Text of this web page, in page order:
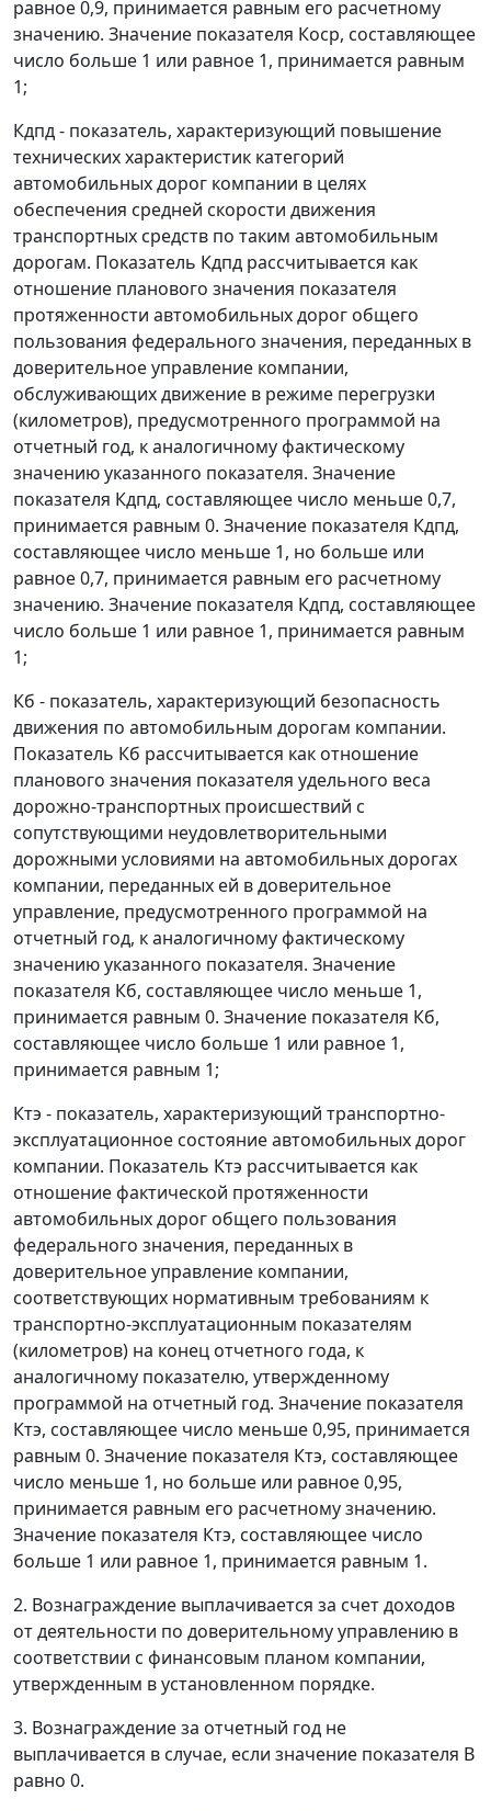
равное 0,9, принимается равным его расчетному
значению. Значение показателя Коср, составляющее
число больше 1 или равное 1, принимается равным
1;
Кдпд - показатель, характеризующий повышение
технических характеристик категорий
автомобильных дорог компании в целях
обеспечения средней скорости движения
транспортных средств по таким автомобильным
дорогам. Показатель Кдпд рассчитывается как
отношение планового значения показателя
протяженности автомобильных дорог общего
пользования федерального значения, переданных в
доверительное управление компании,
обслуживающих движение в режиме перегрузки
(километров), предусмотренного программой на
отчетный год, к аналогичному фактическому
значению указанного показателя. Значение
показателя Кдпд, составляющее число меньше 0,7,
принимается равным 0. Значение показателя Кдпд,
составляющее число меньше 1, но больше или
равное 0,7, принимается равным его расчетному
значению. Значение показателя Кдпд, составляющее
число больше 1 или равное 1, принимается равным
1;
Кб - показатель, характеризующий безопасность
движения по автомобильным дорогам компании.
Показатель Кб рассчитывается как отношение
планового значения показателя удельного веса
дорожно-транспортных происшествий с
сопутствующими неудовлетворительными
дорожными условиями на автомобильных дорогах
компании, переданных ей в доверительное
управление, предусмотренного программой на
отчетный год, к аналогичному фактическому
значению указанного показателя. Значение
показателя Кб, составляющее число меньше 1,
принимается равным 0. Значение показателя Кб,
составляющее число больше 1 или равное 1,
принимается равным 1;
Ктэ - показатель, характеризующий транспортно-
эксплуатационное состояние автомобильных дорог
компании. Показатель Ктэ рассчитывается как
отношение фактической протяженности
автомобильных дорог общего пользования
федерального значения, переданных в
доверительное управление компании,
соответствующих нормативным требованиям к
транспортно-эксплуатационным показателям
(километров) на конец отчетного года, к
аналогичному показателю, утвержденному
программой на отчетный год. Значение показателя
Ктэ, составляющее число меньше 0,95, принимается
равным 0. Значение показателя Ктэ, составляющее
число меньше 1, но больше или равное 0,95,
принимается равным его расчетному значению.
Значение показателя Ктэ, составляющее число
больше 1 или равное 1, принимается равным 1.
2. Вознаграждение выплачивается за счет доходов
от деятельности по доверительному управлению в
соответствии с финансовым планом компании,
утвержденным в установленном порядке.
3. Вознаграждение за отчетный год не
выплачивается в случае, если значение показателя В
равно 0.